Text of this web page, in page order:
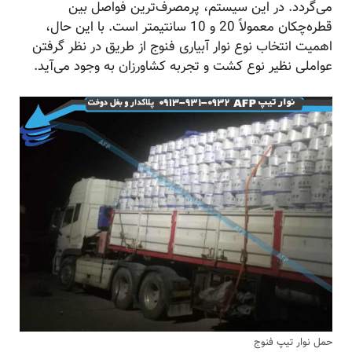
می‌گردد. در این سیستم، پرمصرف‌ترین فواصل بین
قطره‌چکان معمولاً 20 و 10 سانتیمتر است. با این حال،
اهمیت انتخاب نوع نوار آبیاری فنوج از طریق در نظر گرفتن
عواملی نظیر نوع کشت و تجربه کشاورزان به وجود می‌آید.
حمل نوار تیپ فنوج